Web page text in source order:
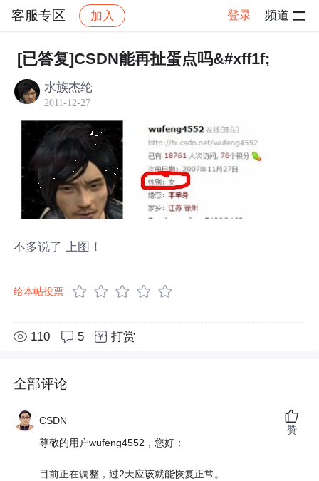
客服专区 加入 登录 频道
社区 客服专区 帖子详情
[已答复]CSDN能再扯蛋点吗&#xff1f;
水族杰纶
2011-12-27
不多说了 上图！
给本帖投票
110 5 打赏
全部评论
CSDN
尊敬的用户wufeng4552，您好：
目前正在调整，过2天应该就能恢复正常。
赞